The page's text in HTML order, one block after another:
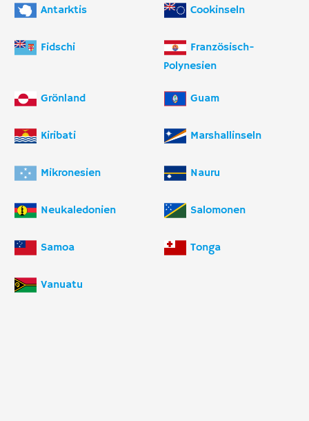
Antarktis Cookinseln
Fidschi
Französisch-
Polynesien
Grönland Guam
Kiribati Marshallinseln
Mikronesien Nauru
Neukaledonien Salomonen
Samoa Tonga
Vanuatu